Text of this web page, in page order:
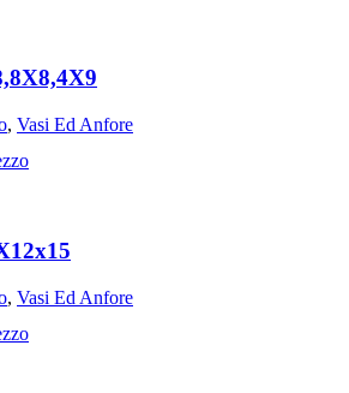
, Vasi Ed Anfore
, Vasi Ed Anfore